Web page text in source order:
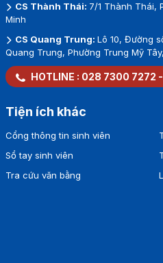
CS Thành Thái: 7/1 Thành Thái,
Minh
CS Quang Trung: Lô 10, Đường
Quang Trung, Phường Trung Mỹ
HOTLINE : 028 7300 7272 -
Tiện ích khác
Cổng thông tin sinh viên
Sổ tay sinh viên
Tra cứu văn bằng